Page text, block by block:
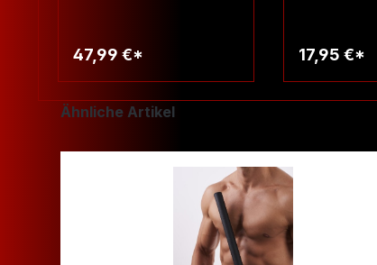
47,99 €* 17,95 €*
Produktgalerie überspringen
Ähnliche Artikel